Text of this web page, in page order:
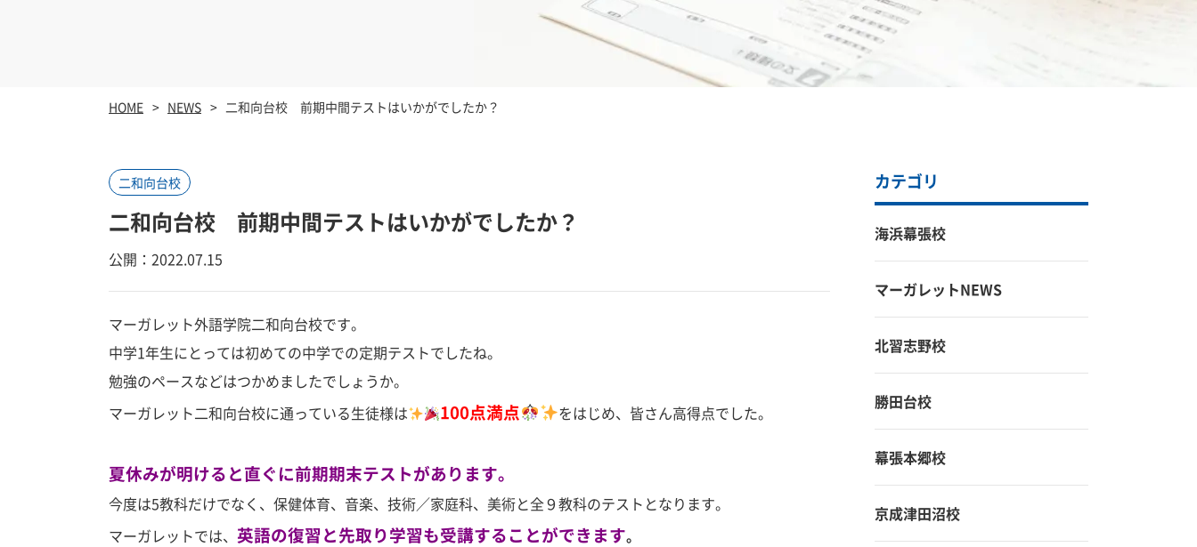
HOME NEWS 二和向台校 前期中間テストはいかがでしたか？
二和向台校
二和向台校 前期中間テストはいかがでしたか？
公開：2022.07.15
マーガレット外語学院二和向台校です。
中学1年生にとっては初めての中学での定期テストでしたね。
勉強のペースなどはつかめましたでしょうか。
マーガレット二和向台校に通っている生徒様は
100点満点 をはじめ、皆さん高得点でした。
夏休みが明けると直ぐに前期期末テストがあります。
今度は5教科だけでなく、保健体育、音楽、技術／家庭科、美術と全９教科のテストとなります。
マーガレットでは、 英語の復習と先取り学習も受講することができます。
カテゴリ
海浜幕張校
マーガレットNEWS
北習志野校
勝田台校
幕張本郷校
京成津田沼校